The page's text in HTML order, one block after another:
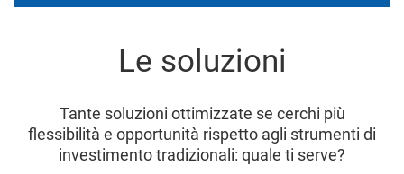
Le soluzioni
Tante soluzioni ottimizzate se cerchi più
flessibilità e opportunità rispetto agli strumenti di
investimento tradizionali: quale ti serve?